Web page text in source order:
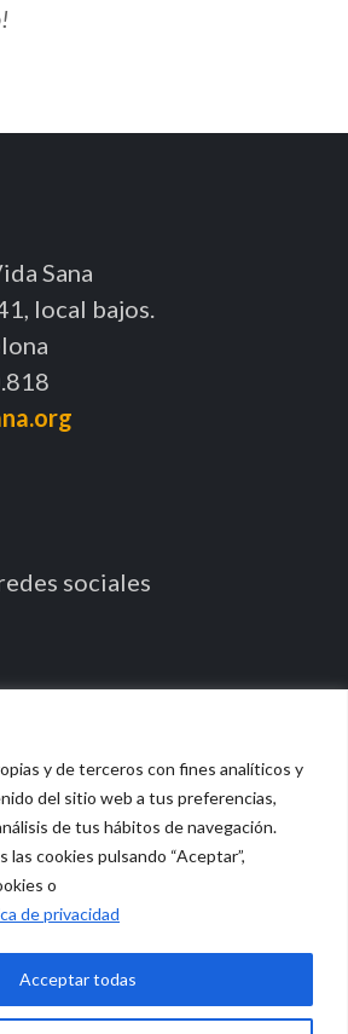
y de terceros con fines analíticos y
del sitio web a tus preferencias,
de tus hábitos de navegación.
las cookies pulsando “Aceptar”,
o
de privacidad
Acceptar todas
Sana
local bajos.
sociales
| All Rights Reserved
Política de privacidad
devolución monetaria